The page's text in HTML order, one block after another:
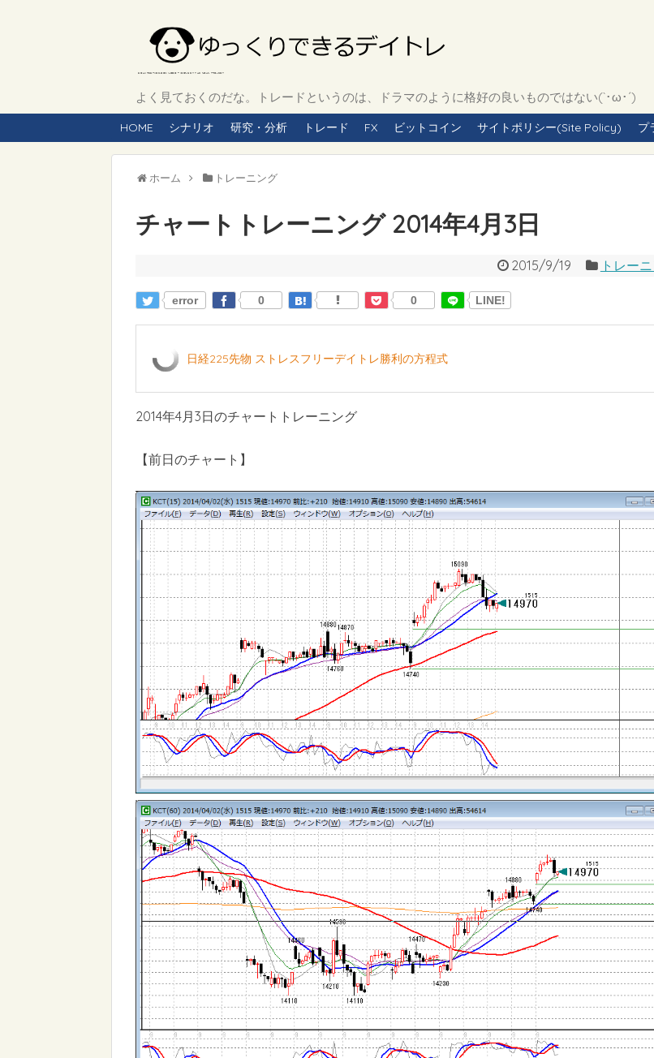
よく見ておくのだな。トレードというのは、ドラマのように格好の良いものではない(`･ω･´)
HOME シナリオ 研究・分析 トレード FX ビットコイン サイトポリシー(Site Policy) プ
ホーム トレーニング
チャートトレーニング 2014年4月3日
2015/9/19 トレー
error 0 0 LINE!
日経225先物 ストレスフリーデイトレ勝利の方程式
2014年4月3日のチャートトレーニング
【前日のチャート】